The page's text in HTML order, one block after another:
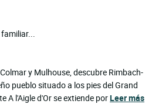
familiar...
y Mulhouse, descubre Rimbach-
pueblo situado a los pies del Grand
A l'Aigle d'Or se extiende porLeer más